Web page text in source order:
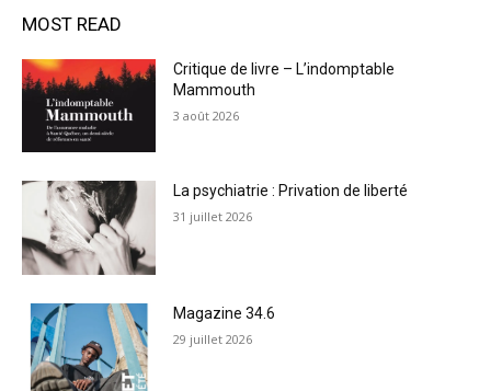
MOST READ
Critique de livre – L’indomptable
Mammouth
3 août 2026
La psychiatrie : Privation de liberté
31 juillet 2026
Magazine 34.6
29 juillet 2026